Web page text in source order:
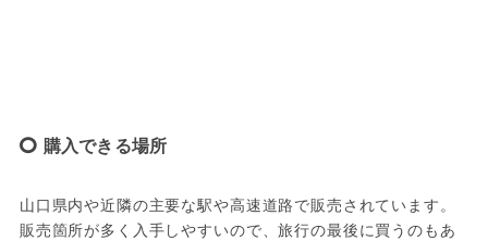
購入できる場所
山口県内や近隣の主要な駅や高速道路で販売されています。
販売箇所が多く入手しやすいので、旅行の最後に買うのもあ